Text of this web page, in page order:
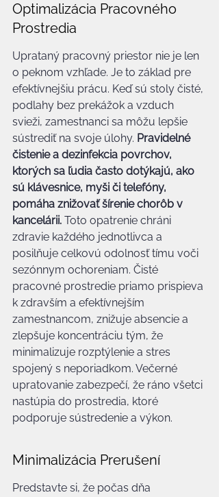
Optimalizácia Pracovného
Prostredia
Uprataný pracovný priestor nie je len
o peknom vzhľade. Je to základ pre
efektívnejšiu prácu. Keď sú stoly čisté,
podlahy bez prekážok a vzduch
svieži, zamestnanci sa môžu lepšie
sústrediť na svoje úlohy. Pravidelné
čistenie a dezinfekcia povrchov,
ktorých sa ľudia často dotýkajú, ako
sú klávesnice, myši či telefóny,
pomáha znižovať šírenie chorôb v
kancelárii. Toto opatrenie chráni
zdravie každého jednotlivca a
posilňuje celkovú odolnosť tímu voči
sezónnym ochoreniam. Čisté
pracovné prostredie priamo prispieva
k zdravším a efektívnejším
zamestnancom, znižuje absencie a
zlepšuje koncentráciu tým, že
minimalizuje rozptýlenie a stres
spojený s neporiadkom. Večerné
upratovanie zabezpečí, že ráno všetci
nastúpia do prostredia, ktoré
podporuje sústredenie a výkon.
Minimalizácia Prerušení
Predstavte si, že počas dňa